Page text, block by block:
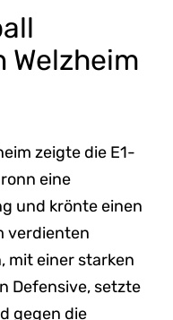
Welzheim
zeigte die E1-
eine
und krönte einen
verdienten
mit einer starken
Defensive, setzte
gegen die